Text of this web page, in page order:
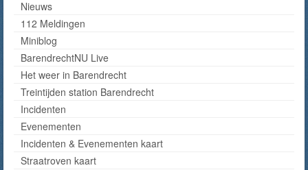
Nieuws
112 Meldingen
Miniblog
BarendrechtNU Live
Het weer in Barendrecht
Treintijden station Barendrecht
Incidenten
Evenementen
Incidenten & Evenementen kaart
Straatroven kaart